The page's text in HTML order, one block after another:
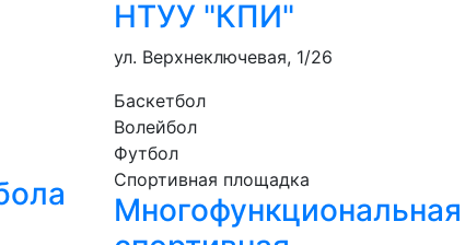
НТУУ "КПИ"
ул. Верхнеключевая, 1/26
Баскетбол
Волейбол
Футбол
Спортивная площадка
Многофункциональная